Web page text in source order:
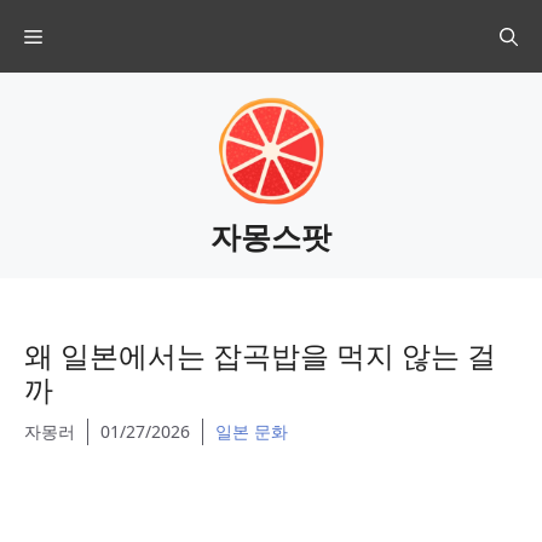
content
Menu
자몽스팟
왜 일본에서는 잡곡밥을 먹지 않는 걸
까
자몽러 01/27/2026 일본 문화